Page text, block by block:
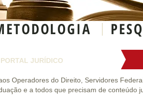
JURÍDICO
Operadores do Direito, Servidores
e a todos que precisam de conteúdo